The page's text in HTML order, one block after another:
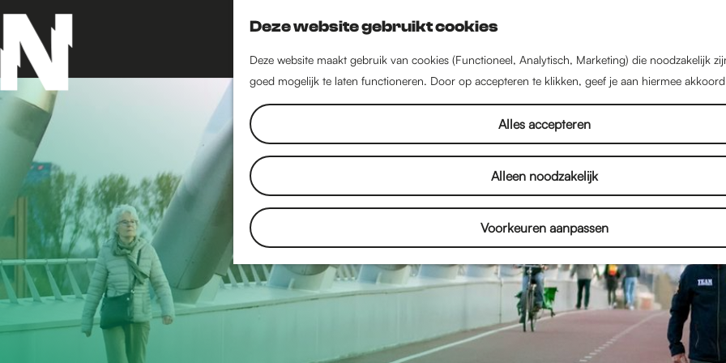
Deze website gebruikt cookies
Deze website maakt gebruik van cookies (Functioneel, Analytisch, Marketing) die noodzakelijk
goed mogelijk te laten functioneren. Door op accepteren te klikken, geef je aan hiermee
Alles accepteren
Alleen noodzakelijk
Voorkeuren aanpassen